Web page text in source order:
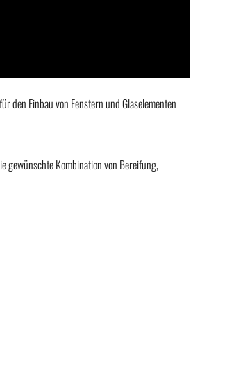
den Einbau von Fenstern und Glaselementen
gewünschte Kombination von Bereifung,